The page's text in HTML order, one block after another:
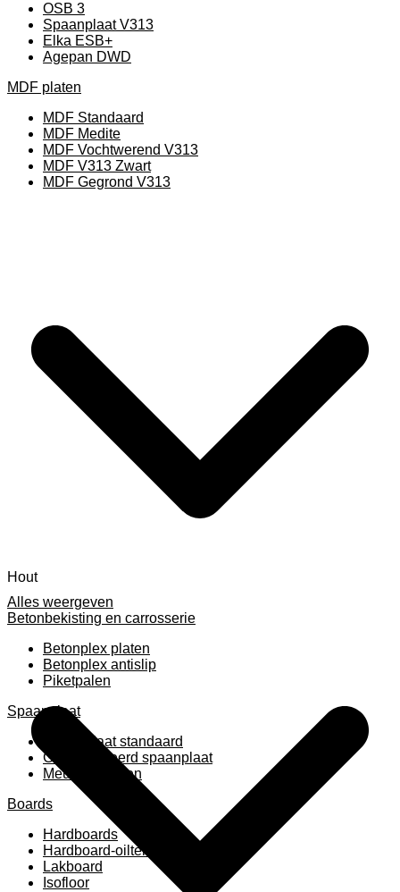
OSB 3
Spaanplaat V313
Elka ESB+
Agepan DWD
MDF platen
MDF Standaard
MDF Medite
MDF Vochtwerend V313
MDF V313 Zwart
MDF Gegrond V313
Alles weergeven
Betonbekisting en carrosserie
Betonplex platen
Betonplex antislip
Piketpalen
Spaanplaat
Spaanplaat standaard
Geplastificeerd spaanplaat
Meubelpanelen
Boards
Hardboards
Hardboard-oiltemperated
Lakboard
Isofloor
Hout